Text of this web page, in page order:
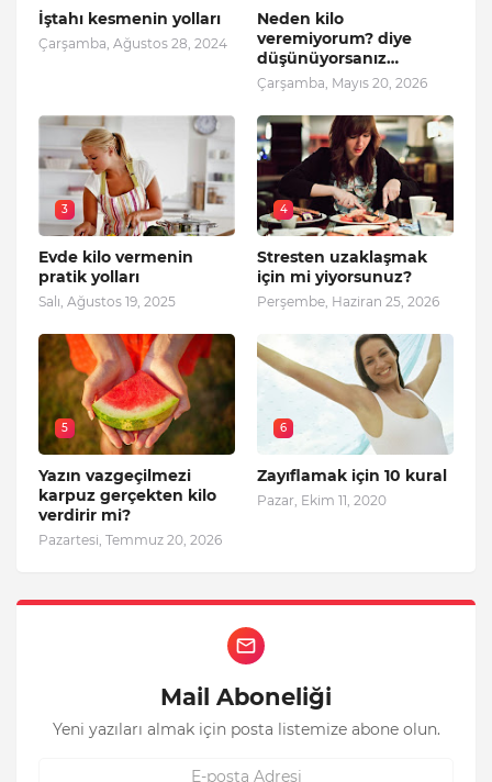
İştahı kesmenin yolları
Çarşamba, Ağustos 28, 2024
Neden kilo
veremiyorum? diye
düşünüyorsanız…
Çarşamba, Mayıs 20, 2026
3
Evde kilo vermenin
pratik yolları
Salı, Ağustos 19, 2025
4
Stresten uzaklaşmak
için mi yiyorsunuz?
Perşembe, Haziran 25, 2026
5
Yazın vazgeçilmezi
karpuz gerçekten kilo
verdirir mi?
Pazartesi, Temmuz 20, 2026
6
Zayıflamak için 10 kural
Pazar, Ekim 11, 2020
Mail Aboneliği
Yeni yazıları almak için posta listemize abone olun.